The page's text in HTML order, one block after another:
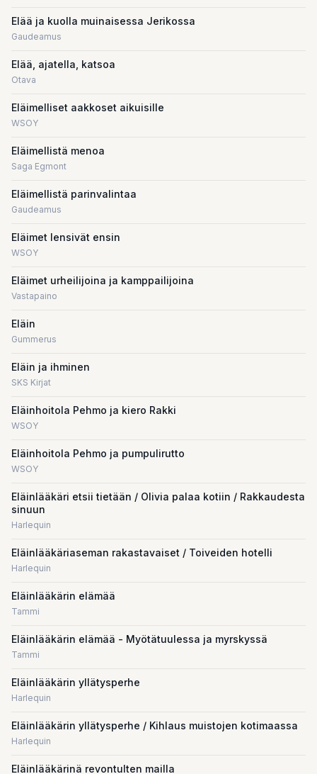
Elää ja kuolla muinaisessa Jerikossa
Gaudeamus
Elää, ajatella, katsoa
Otava
Eläimelliset aakkoset aikuisille
WSOY
Eläimellistä menoa
Saga Egmont
Eläimellistä parinvalintaa
Gaudeamus
Eläimet lensivät ensin
WSOY
Eläimet urheilijoina ja kamppailijoina
Vastapaino
Eläin
Gummerus
Eläin ja ihminen
SKS Kirjat
Eläinhoitola Pehmo ja kiero Rakki
WSOY
Eläinhoitola Pehmo ja pumpulirutto
WSOY
Eläinlääkäri etsii tietään / Olivia palaa kotiin / Rakkaudesta
sinuun
Harlequin
Eläinlääkäriaseman rakastavaiset / Toiveiden hotelli
Harlequin
Eläinlääkärin elämää
Tammi
Eläinlääkärin elämää - Myötätuulessa ja myrskyssä
Tammi
Eläinlääkärin yllätysperhe
Harlequin
Eläinlääkärin yllätysperhe / Kihlaus muistojen kotimaassa
Harlequin
Eläinlääkärinä revontulten mailla